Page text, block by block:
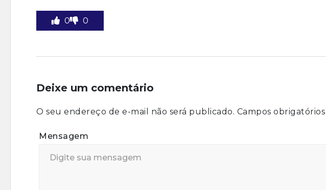
0 0
Deixe um comentário
O seu endereço de e-mail não será publicado. Campos
Mensagem